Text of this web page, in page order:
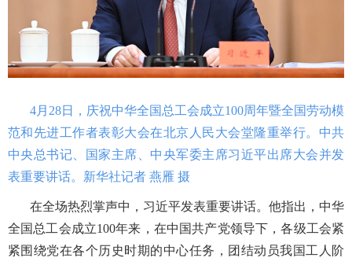
4月28日，庆祝中华全国总工会成立100周年暨全国劳动模
范和先进工作者表彰大会在北京人民大会堂隆重举行。中共
中央总书记、国家主席、中央军委主席习近平出席大会并发
表重要讲话。新华社记者 燕雁 摄
在全场热烈掌声中，习近平发表重要讲话。他指出，中华
全国总工会成立100年来，在中国共产党领导下，各级工会紧
紧围绕党在各个历史时期的中心任务，团结动员我国工人阶